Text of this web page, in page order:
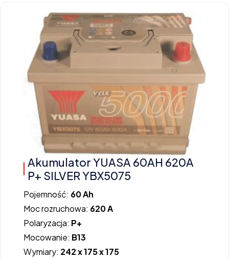
Akumulator YUASA 60AH 620A
P+ SILVER YBX5075
Pojemność: 60 Ah
Moc rozruchowa: 620 A
Polaryzacja: P+
Mocowanie: B13
Wymiary: 242 x 175 x 175